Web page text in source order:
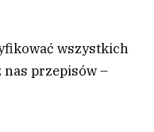
wszystkich
przepisów –